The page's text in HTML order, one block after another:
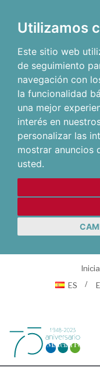
Utilizamos
Este sitio web
de seguimiento
navegación con
la funcionalidad
una mejor
interés en
personalizar las
mostrar anuncios
usted.
ES